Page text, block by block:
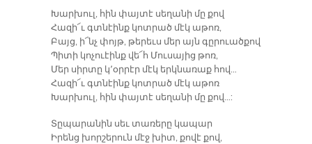
Խարխուլ, հին փայտէ սեղանի մը քով
Հազի՜ւ գտնէինք կոտրած մէկ աթոռ,
Բայց, ի՜նչ փոյթ, թերեւս մեր այն գըրուածքով
Պիտի կոչուէինք վե՜հ Մուսայից թոռ,
Մեր սիրտը կ՚օրրէր մէկ երկնառաք հով…
Հազի՜ւ գտնէինք կոտրած մէկ աթոռ
Խարխուլ, հին փայտէ սեղանի մը քով…:
Տըպարանին սեւ տառերը կապար
Իրենց խորշերուն մէջ խիտ, քովէ քով,